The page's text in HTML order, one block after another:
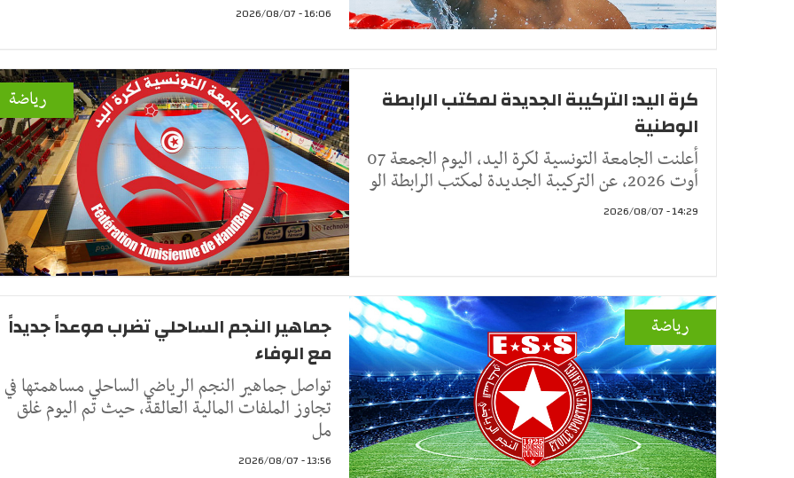
16:06 - 2026/08/07
رياضة
كرة اليد: التركيبة الجديدة لمكتب الرابطة
الوطنية
أعلنت الجامعة التونسية لكرة اليد، اليوم الجمعة 07
أوت 2026، عن التركيبة الجديدة لمكتب الرابطة الو
14:29 - 2026/08/07
رياضة
جماهير النجم الساحلي تضرب موعداً جديداً
مع الوفاء
تواصل جماهير النجم الرياضي الساحلي مساهمتها في
تجاوز الملفات المالية العالقة، حيث تم اليوم غلق
مل
13:56 - 2026/08/07